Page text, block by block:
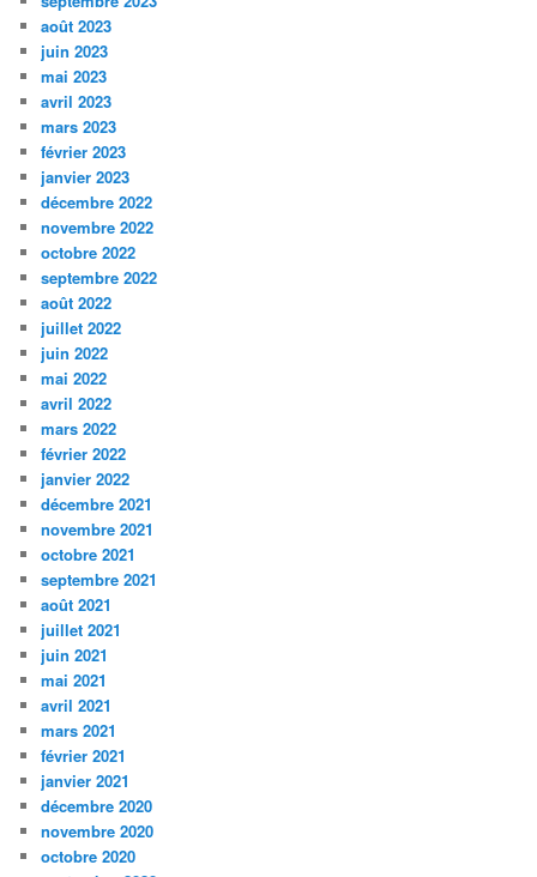
août 2023
juin 2023
mai 2023
avril 2023
mars 2023
février 2023
janvier 2023
décembre 2022
novembre 2022
octobre 2022
septembre 2022
août 2022
juillet 2022
juin 2022
mai 2022
avril 2022
mars 2022
février 2022
janvier 2022
décembre 2021
novembre 2021
octobre 2021
septembre 2021
août 2021
juillet 2021
juin 2021
mai 2021
avril 2021
mars 2021
février 2021
janvier 2021
décembre 2020
novembre 2020
octobre 2020